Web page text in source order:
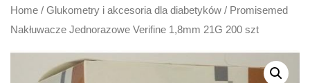
Home / Glukometry i akcesoria dla diabetyków / Promisemed
Nakłuwacze Jednorazowe Verifine 1,8mm 21G 200 szt